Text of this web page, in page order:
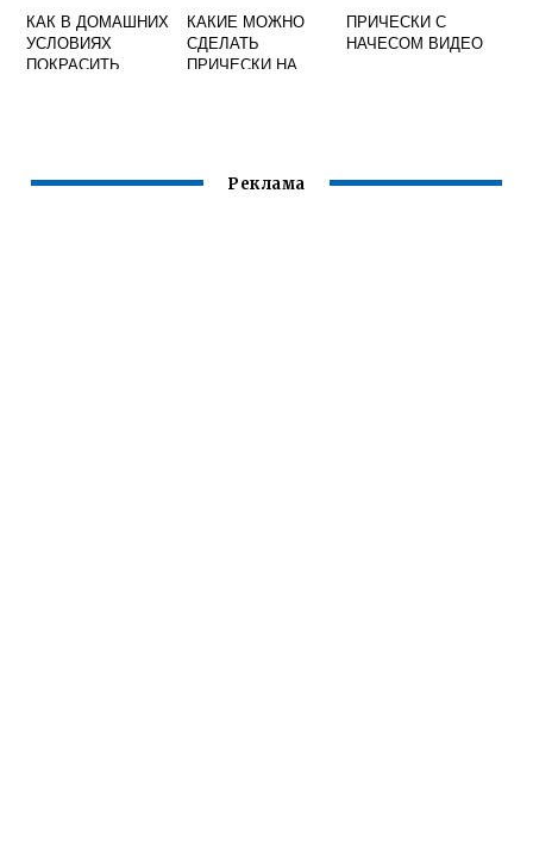
КАК В ДОМАШНИХ
УСЛОВИЯХ
ПОКРАСИТЬ
КАКИЕ МОЖНО
СДЕЛАТЬ
ПРИЧЕСКИ НА
ПРИЧЕСКИ С
НАЧЕСОМ ВИДЕО
Реклама